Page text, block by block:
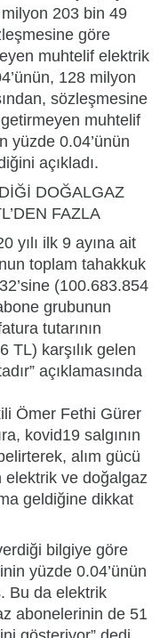
203 bin 49
göre
muhtelif elektrik
128 milyon
sözleşmesine
muhtelif
yüzde 0.04’ünün
açıkladı.
DOĞALGAZ
FAZLA
yılı ilk 9 ayına ait
toplam tahakkuk
(100.683.854
grubunun
tutarının
TL) karşılık gelen
açıklamasında
Ömer Fethi Gürer
kovid19 salgının
alım gücü
elektrik ve doğalgaz
geldiğine dikkat
bilgiye göre
yüzde 0.04’ünün
Bu da elektrik
abonelerinin de 51